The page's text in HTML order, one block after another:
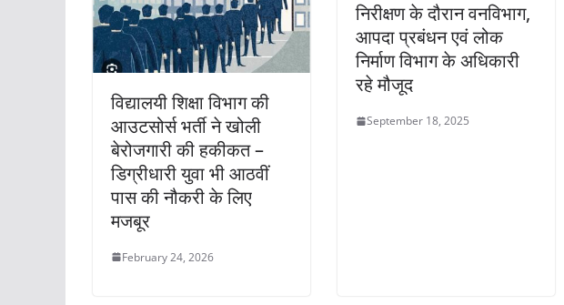
विद्यालयी शिक्षा विभाग की
आउटसोर्स भर्ती ने खोली
बेरोजगारी की हकीकत –
डिग्रीधारी युवा भी आठवीं
पास की नौकरी के लिए
मजबूर
February 24, 2026
निरीक्षण के दौरान वनविभाग,
आपदा प्रबंधन एवं लोक
निर्माण विभाग के अधिकारी
रहे मौजूद
September 18, 2025